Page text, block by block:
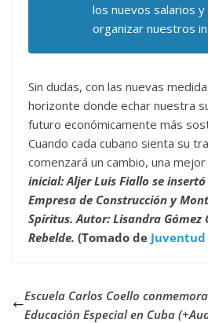
los nuevos salarios
organizar nuestros
Sin dudas, con las nuevas
horizonte donde echar nuestra
futuro económicamente más
Cuando cada cubano sienta su
comenzará un cambio, una
inicial: Aljer Luis Fiallo se
Empresa de Construcción y
Spíritus. Autor: Lisandra Gómez
Rebelde. (Tomado de
Escuela Carlos Coello
Educación Especial en Cuba